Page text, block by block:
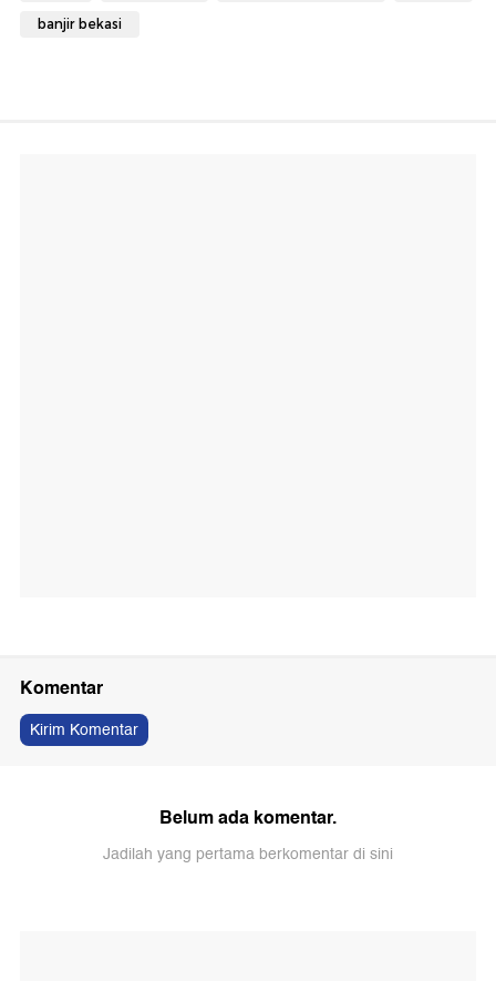
banjir bekasi
Komentar
Kirim Komentar
Belum ada komentar.
Jadilah yang pertama berkomentar di sini